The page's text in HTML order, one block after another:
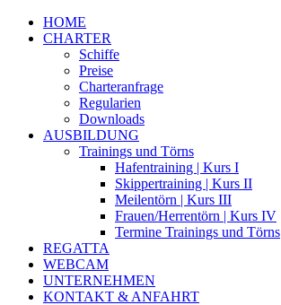
HOME
CHARTER
Schiffe
Preise
Charteranfrage
Regularien
Downloads
AUSBILDUNG
Trainings und Törns
Hafentraining | Kurs I
Skippertraining | Kurs II
Meilentörn | Kurs III
Frauen/Herrentörn | Kurs IV
Termine Trainings und Törns
REGATTA
WEBCAM
UNTERNEHMEN
KONTAKT & ANFAHRT